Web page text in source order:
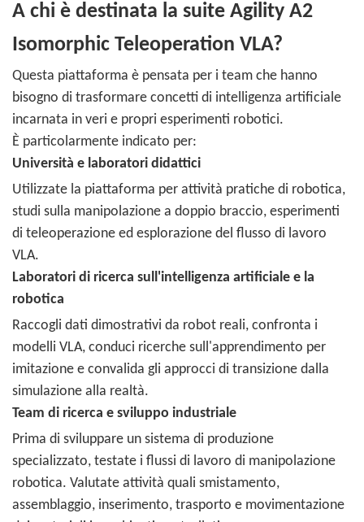
A chi è destinata la suite Agility A2
Isomorphic Teleoperation VLA?
Questa piattaforma è pensata per i team che hanno
bisogno di trasformare concetti di intelligenza artificiale
incarnata in veri e propri esperimenti robotici.
È particolarmente indicato per:
Università e laboratori didattici
Utilizzate la piattaforma per attività pratiche di robotica,
studi sulla manipolazione a doppio braccio, esperimenti
di teleoperazione ed esplorazione del flusso di lavoro
VLA.
Laboratori di ricerca sull'intelligenza artificiale e la
robotica
Raccogli dati dimostrativi da robot reali, confronta i
modelli VLA, conduci ricerche sull'apprendimento per
imitazione e convalida gli approcci di transizione dalla
simulazione alla realtà.
Team di ricerca e sviluppo industriale
Prima di sviluppare un sistema di produzione
specializzato, testate i flussi di lavoro di manipolazione
robotica. Valutate attività quali smistamento,
assemblaggio, inserimento, trasporto e movimentazione